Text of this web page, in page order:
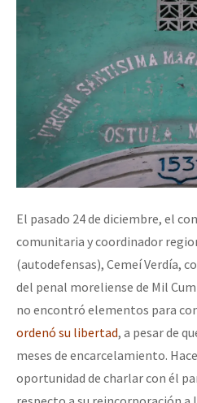
El pasado 24 de diciembre, el
comunitaria y coordinador
(autodefensas), Cemeí Verdía,
del penal moreliense de Mil
no encontró elementos para
ordenó su libertad, a pesar de
meses de encarcelamiento.
oportunidad de charlar con él